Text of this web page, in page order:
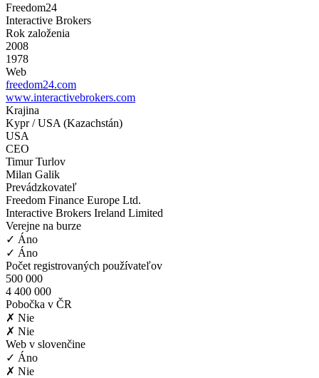
Freedom24
Interactive Brokers
Rok založenia
2008
1978
Web
freedom24.com
www.interactivebrokers.com
Krajina
Kypr / USA (Kazachstán)
USA
CEO
Timur Turlov
Milan Galik
Prevádzkovateľ
Freedom Finance Europe Ltd.
Interactive Brokers Ireland Limited
Verejne na burze
✓ Áno
✓ Áno
Počet registrovaných používateľov
500 000
4 400 000
Pobočka v ČR
✗ Nie
✗ Nie
Web v slovenčine
✓ Áno
✗ Nie